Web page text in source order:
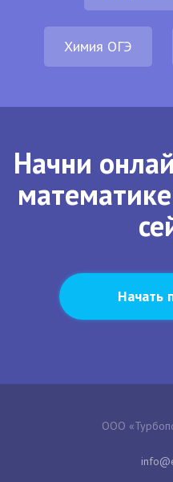
Химия ОГЭ
Начни
Начать
ООО